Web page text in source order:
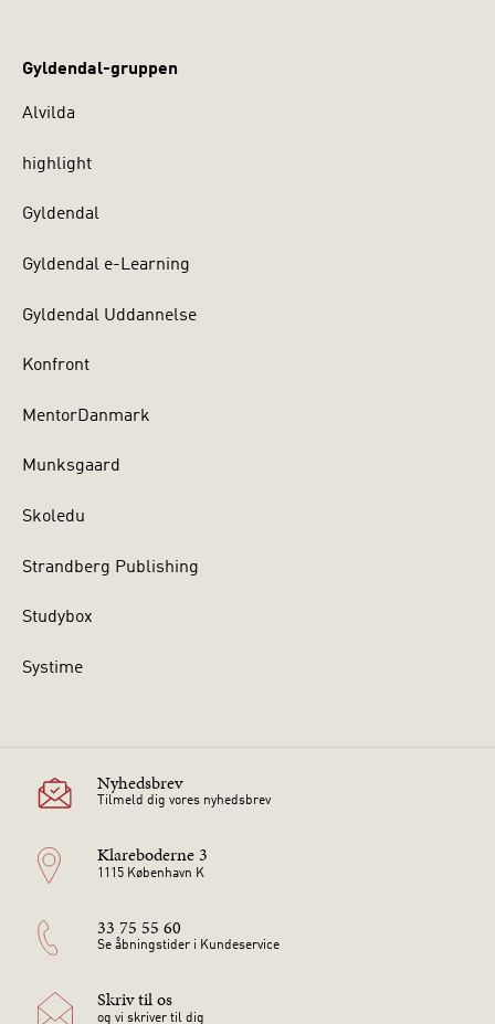
Gyldendal-gruppen
Alvilda
highlight
Gyldendal
Gyldendal e-Learning
Gyldendal Uddannelse
Konfront
MentorDanmark
Munksgaard
Skoledu
Strandberg Publishing
Studybox
Systime
Nyhedsbrev
Tilmeld dig vores nyhedsbrev
Klareboderne 3
1115 København K
33 75 55 60
Se åbningstider i Kundeservice
Skriv til os
og vi skriver til dig